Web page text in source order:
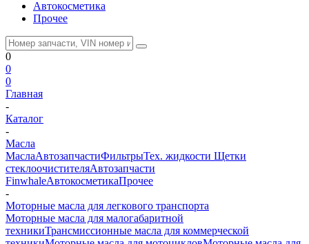
Автокосметика
Прочее
0
0
0
Главная
-
Каталог
-
Масла
МаслаАвтозапчастиФильтрыТех. жидкости Щетки
стеклоочистителяАвтозапчасти
FinwhaleАвтокосметикаПрочее
-
Моторные масла для легкового транспорта
Моторные масла для малогабаритной
техникиТрансмиссионные масла для коммерческой